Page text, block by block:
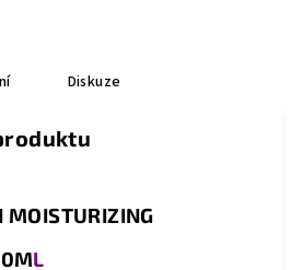
Diskuze
MOISTURIZING
L